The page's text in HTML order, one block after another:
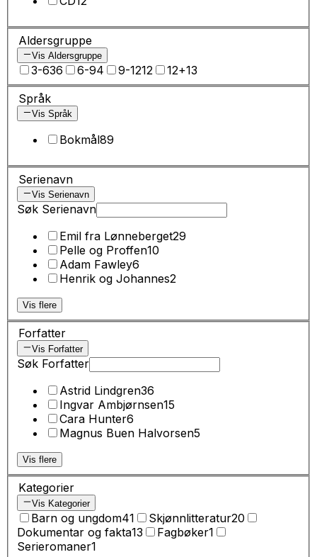
Aldersgruppe
Vis Aldersgruppe
3-636 6-94 9-1212 12+13
Språk
Vis Språk
Bokmål89
Serienavn
Vis Serienavn
Søk Serienavn
Emil fra Lønneberget29
Pelle og Proffen10
Adam Fawley6
Henrik og Johannes2
Vis flere
Forfatter
Vis Forfatter
Søk Forfatter
Astrid Lindgren36
Ingvar Ambjørnsen15
Cara Hunter6
Magnus Buen Halvorsen5
Vis flere
Kategorier
Vis Kategorier
Barn og ungdom41 Skjønnlitteratur20
Dokumentar og fakta13 Fagbøker1
Serieromaner1